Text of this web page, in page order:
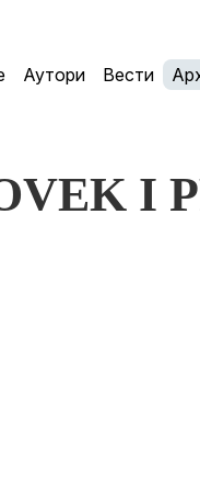
Аутори Вести
I